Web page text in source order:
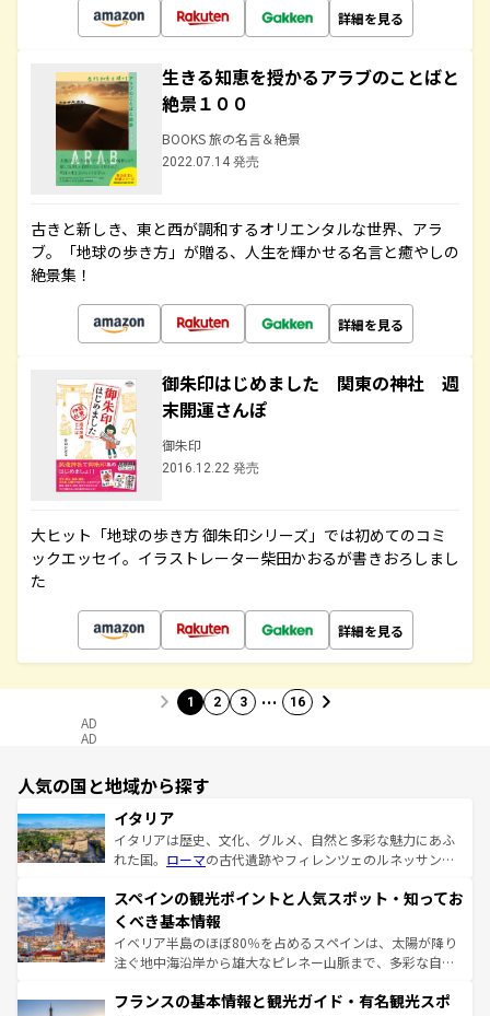
詳細を見る
生きる知恵を授かるアラブのことばと
絶景１００
BOOKS 旅の名言＆絶景
2022.07.14 発売
古きと新しき、東と西が調和するオリエンタルな世界、アラ
ブ。「地球の歩き方」が贈る、人生を輝かせる名言と癒やしの
絶景集！
詳細を見る
御朱印はじめました 関東の神社 週
末開運さんぽ
御朱印
2016.12.22 発売
大ヒット「地球の歩き方 御朱印シリーズ」では初めてのコミ
ックエッセイ。イラストレーター柴田かおるが書きおろしまし
た
詳細を見る
1 2 3 … 16
AD
AD
人気の国と地域から探す
イタリア
イタリアは歴史、文化、グルメ、自然と多彩な魅力にあふ
れた国。 ローマの古代遺跡やフィレンツェのルネッサンス
ろん、トスカーナの美しい田園風景やアマルフィ海岸の絶
景など、自然景観も見逃せない。観光の合間には、本場の
ピザやパスタなど、絶品のイタリア料理を堪能することも
できる。朝目覚めてから夜眠るまで、すべての瞬間を楽し
なお、新着のイタリア情報はコンテンツ一覧を参照してほ
スペインの観光ポイントと人気スポット・知ってお
くべき基本情報
イベリア半島のほぼ80％を占めるスペインは、太陽が降り
注ぐ地中海沿岸から雄大なピレネー山脈まで、多彩な自然
文化が根付くこの国では、情熱的なフラメンコ、熱気あふ
フランスの基本情報と観光ガイド・有名観光スポ